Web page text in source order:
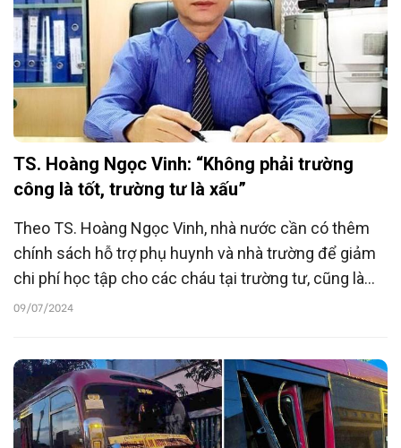
TS. Hoàng Ngọc Vinh: “Không phải trường
công là tốt, trường tư là xấu”
Theo TS. Hoàng Ngọc Vinh, nhà nước cần có thêm
chính sách hỗ trợ phụ huynh và nhà trường để giảm
chi phí học tập cho các cháu tại trường tư, cũng là
một giải pháp giảm bớt áp lực thi vào khối trường
09/07/2024